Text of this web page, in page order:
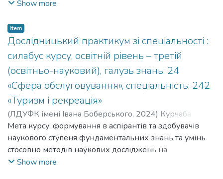
застосування сучасних інформаційних технологій
формування знань щодо новітніх механізмів та
методів управління міжнародними та вітчизняними
підприємствами сфери туризму, розробки і
використання баз даних.
Show more
Item
Дослідницький практикум зі спеціальності :
силабус курсу, освітній рівень – третій
(освітньо-науковий), галузь знань: 24
«Сфера обслуговування», спеціальність: 242
«Туризм і рекреація»
(ЛДУФК імені Івана Боберського, 2024) Курчаба
Тетяна;Божук Тетяна;Kurchaba Tetiana;Bozhuk Tetiana
Кафедра гуманітарних дисциплін;Кафедра туризму
Мета курсу: формування в аспірантів та здобувачів
наукового ступеня фундаментальних знань та умінь
стосовно методів наукових досліджень на
філософсько-методологічному, теоретичному та
Show more